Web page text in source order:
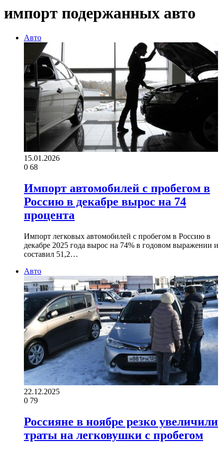
импорт подержанных авто
Авто
15.01.2026
0 68
Импорт автомобилей с пробегом в
Россию в декабре вырос на 74
процента
Импорт легковых автомобилей с пробегом в Россию в
декабре 2025 года вырос на 74% в годовом выражении и
составил 51,2…
Авто
22.12.2025
0 79
Россияне в ноябре резко увеличили
траты на легковушки с пробегом